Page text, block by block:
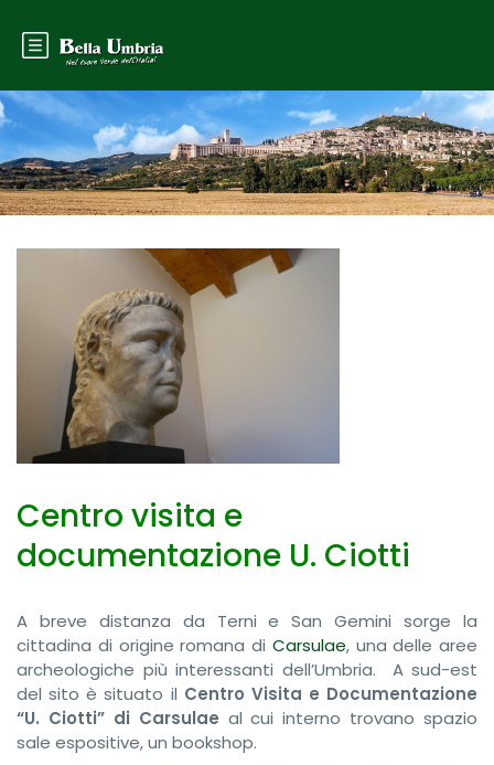
Centro visita e
documentazione U. Ciotti
A breve distanza da Terni e San Gemini sorge la
cittadina di origine romana di Carsulae, una delle aree
archeologiche più interessanti dell’Umbria. A sud-est
del sito è situato il Centro Visita e Documentazione
“U. Ciotti” di Carsulae al cui interno trovano spazio
sale espositive, un bookshop.